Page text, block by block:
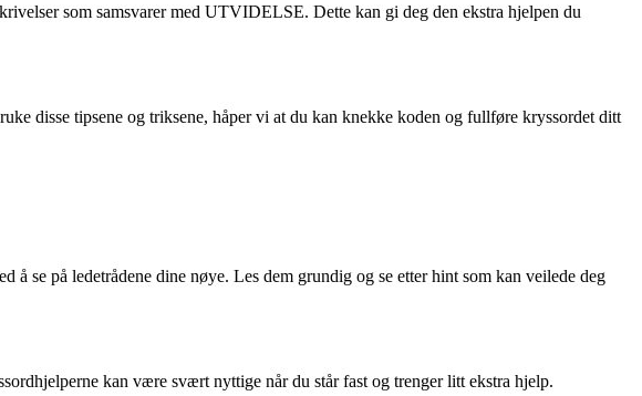
som samsvarer med UTVIDELSE. Dette kan gi deg den ekstra hjelpen du
disse tipsene og triksene, håper vi at du kan knekke koden og fullføre kryssordet ditt
se på ledetrådene dine nøye. Les dem grundig og se etter hint som kan veilede deg
kan være svært nyttige når du står fast og trenger litt ekstra hjelp.